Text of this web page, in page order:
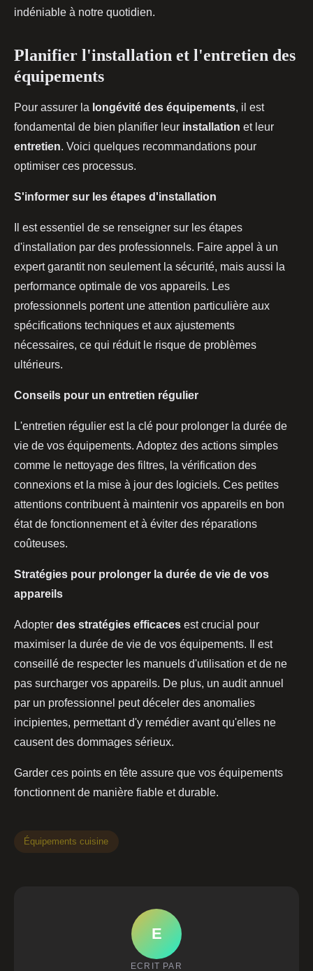
indéniable à notre quotidien.
Planifier l'installation et l'entretien des
équipements
Pour assurer la longévité des équipements, il est
fondamental de bien planifier leur installation et leur
entretien. Voici quelques recommandations pour
optimiser ces processus.
S'informer sur les étapes d'installation
Il est essentiel de se renseigner sur les étapes
d'installation par des professionnels. Faire appel à un
expert garantit non seulement la sécurité, mais aussi la
performance optimale de vos appareils. Les
professionnels portent une attention particulière aux
spécifications techniques et aux ajustements
nécessaires, ce qui réduit le risque de problèmes
ultérieurs.
Conseils pour un entretien régulier
L'entretien régulier est la clé pour prolonger la durée de
vie de vos équipements. Adoptez des actions simples
comme le nettoyage des filtres, la vérification des
connexions et la mise à jour des logiciels. Ces petites
attentions contribuent à maintenir vos appareils en bon
état de fonctionnement et à éviter des réparations
coûteuses.
Stratégies pour prolonger la durée de vie de vos
appareils
Adopter des stratégies efficaces est crucial pour
maximiser la durée de vie de vos équipements. Il est
conseillé de respecter les manuels d'utilisation et de ne
pas surcharger vos appareils. De plus, un audit annuel
par un professionnel peut déceler des anomalies
incipientes, permettant d'y remédier avant qu'elles ne
causent des dommages sérieux.
Garder ces points en tête assure que vos équipements
fonctionnent de manière fiable et durable.
Équipements cuisine
E
ECRIT PAR